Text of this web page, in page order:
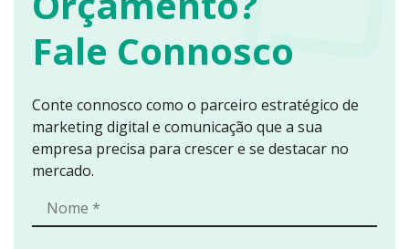
Fale Connosco
Conte connosco como o parceiro estratégico de
marketing digital e comunicação que a sua
empresa precisa para crescer e se destacar no
mercado.